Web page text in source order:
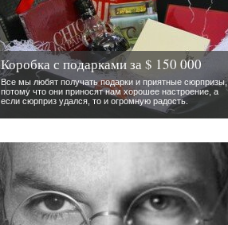
Коробка с подарками за $ 150 000
Все мы любят получать подарки и приятные сюрпризы,
потому что они приносят нам хорошее настроение, а
если сюрприз удался, то и огромную радость.